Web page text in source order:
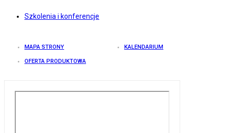
Szkolenia i konferencje
MAPA STRONY KALENDARIUM
OFERTA PRODUKTOWA